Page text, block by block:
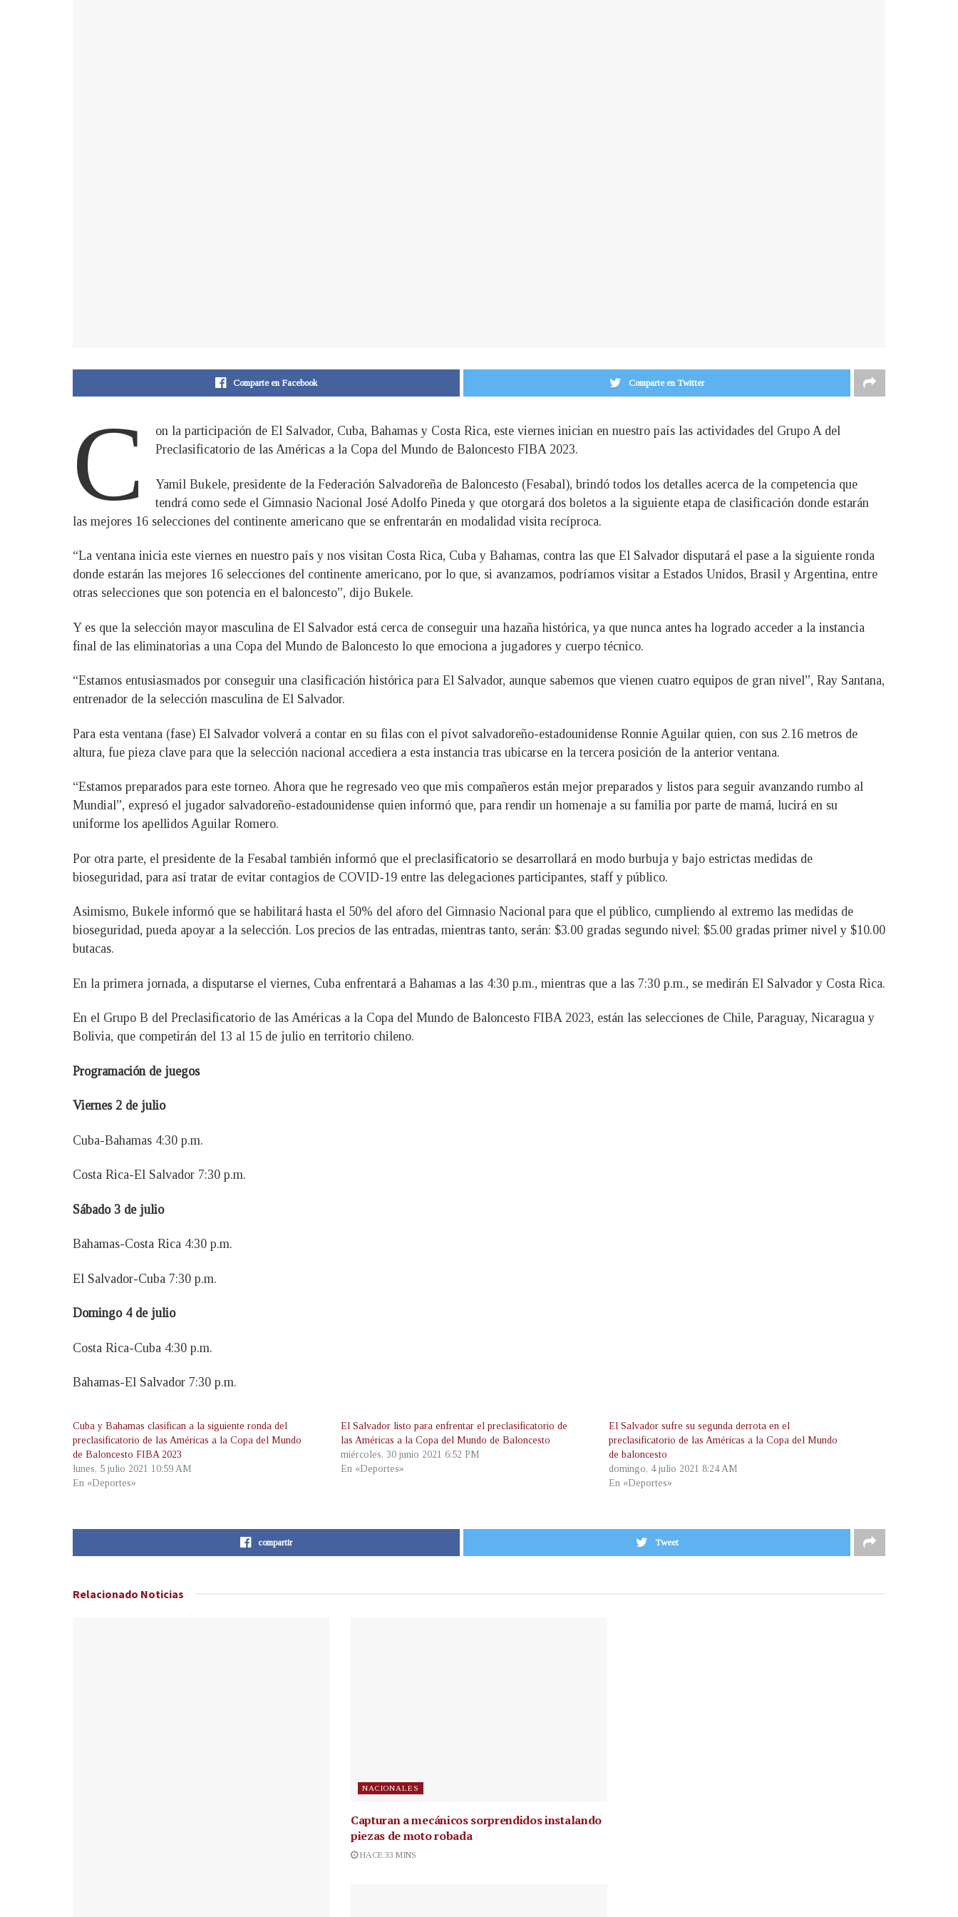
Comparte en Facebook Comparte en Twitter
C
on la participación de El Salvador, Cuba, Bahamas y Costa Rica, este viernes inician en nuestro país las actividades del Grupo A del
Preclasificatorio de las Américas a la Copa del Mundo de Baloncesto FIBA 2023.
Yamil Bukele, presidente de la Federación Salvadoreña de Baloncesto (Fesabal), brindó todos los detalles acerca de la competencia que
tendrá como sede el Gimnasio Nacional José Adolfo Pineda y que otorgará dos boletos a la siguiente etapa de clasificación donde estarán
las mejores 16 selecciones del continente americano que se enfrentarán en modalidad visita recíproca.
“La ventana inicia este viernes en nuestro país y nos visitan Costa Rica, Cuba y Bahamas, contra las que El Salvador disputará el pase a la siguiente ronda
donde estarán las mejores 16 selecciones del continente americano, por lo que, si avanzamos, podríamos visitar a Estados Unidos, Brasil y Argentina, entre
otras selecciones que son potencia en el baloncesto”, dijo Bukele.
Y es que la selección mayor masculina de El Salvador está cerca de conseguir una hazaña histórica, ya que nunca antes ha logrado acceder a la instancia
final de las eliminatorias a una Copa del Mundo de Baloncesto lo que emociona a jugadores y cuerpo técnico.
“Estamos entusiasmados por conseguir una clasificación histórica para El Salvador, aunque sabemos que vienen cuatro equipos de gran nivel”, Ray Santana,
entrenador de la selección masculina de El Salvador.
Para esta ventana (fase) El Salvador volverá a contar en su filas con el pívot salvadoreño-estadounidense Ronnie Aguilar quien, con sus 2.16 metros de
altura, fue pieza clave para que la selección nacional accediera a esta instancia tras ubicarse en la tercera posición de la anterior ventana.
“Estamos preparados para este torneo. Ahora que he regresado veo que mis compañeros están mejor preparados y listos para seguir avanzando rumbo al
Mundial”, expresó el jugador salvadoreño-estadounidense quien informó que, para rendir un homenaje a su familia por parte de mamá, lucirá en su
uniforme los apellidos Aguilar Romero.
Por otra parte, el presidente de la Fesabal también informó que el preclasificatorio se desarrollará en modo burbuja y bajo estrictas medidas de
bioseguridad, para así tratar de evitar contagios de COVID-19 entre las delegaciones participantes, staff y público.
Asimismo, Bukele informó que se habilitará hasta el 50% del aforo del Gimnasio Nacional para que el público, cumpliendo al extremo las medidas de
bioseguridad, pueda apoyar a la selección. Los precios de las entradas, mientras tanto, serán: $3.00 gradas segundo nivel; $5.00 gradas primer nivel y $10.00
butacas.
En la primera jornada, a disputarse el viernes, Cuba enfrentará a Bahamas a las 4:30 p.m., mientras que a las 7:30 p.m., se medirán El Salvador y Costa Rica.
En el Grupo B del Preclasificatorio de las Américas a la Copa del Mundo de Baloncesto FIBA 2023, están las selecciones de Chile, Paraguay, Nicaragua y
Bolivia, que competirán del 13 al 15 de julio en territorio chileno.
Programación de juegos
Viernes 2 de julio
Cuba-Bahamas 4:30 p.m.
Costa Rica-El Salvador 7:30 p.m.
Sábado 3 de julio
Bahamas-Costa Rica 4:30 p.m.
El Salvador-Cuba 7:30 p.m.
Domingo 4 de julio
Costa Rica-Cuba 4:30 p.m.
Bahamas-El Salvador 7:30 p.m.
Cuba y Bahamas clasifican a la siguiente ronda del
preclasificatorio de las Américas a la Copa del Mundo
de Baloncesto FIBA 2023
lunes, 5 julio 2021 10:59 AM
En «Deportes»
El Salvador listo para enfrentar el preclasificatorio de
las Américas a la Copa del Mundo de Baloncesto
miércoles, 30 junio 2021 6:52 PM
En «Deportes»
El Salvador sufre su segunda derrota en el
preclasificatorio de las Américas a la Copa del Mundo
de baloncesto
domingo, 4 julio 2021 8:24 AM
En «Deportes»
compartir Tweet
Relacionado Noticias
NACIONALES
Capturan a mecánicos sorprendidos instalando
piezas de moto robada
HACE 33 MINS